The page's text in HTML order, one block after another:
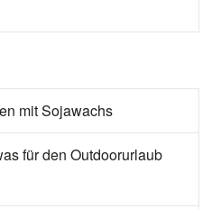
mit Sojawachs
für den Outdoorurlaub